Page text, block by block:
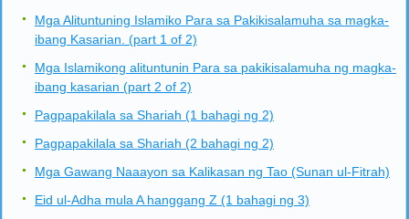
Mga Alituntuning Islamiko Para sa Pakikisalamuha sa magka-
ibang Kasarian. (part 1 of 2)
Mga Islamikong alituntunin Para sa pakikisalamuha ng magka-
ibang kasarian (part 2 of 2)
Pagpapakilala sa Shariah (1 bahagi ng 2)
Pagpapakilala sa Shariah (2 bahagi ng 2)
Mga Gawang Naaayon sa Kalikasan ng Tao (Sunan ul-Fitrah)
Eid ul-Adha mula A hanggang Z (1 bahagi ng 3)